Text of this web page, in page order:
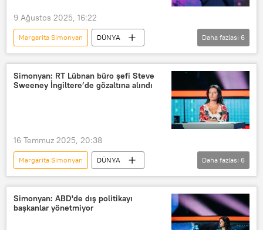
Rossiya Segodnya
Mariya Zaharova
9 Ağustos 2025, 16:22
Margarita Simonyan
DÜNYA
Rusya
ABD
Batı
Rossiya Segodnya
Rus Ortodoks Kilisesi
Daha fazlası 6
Simonyan: RT Lübnan büro şefi Steve
Sweeney İngiltere’de gözaltına alındı
16 Temmuz 2025, 20:38
Margarita Simonyan
DÜNYA
Rossiya Segodnya
Russia Today (RT)
Steve Sweeney
Lübnan
İngiltere
Che Guevara
Daha fazlası 6
Simonyan: ABD'de dış politikayı
başkanlar yönetmiyor